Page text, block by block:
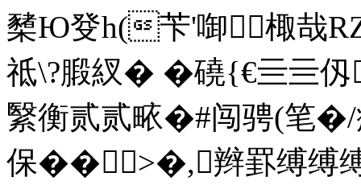
櫫Ю癹h(苄'啣棷哉
祗\ ?腶紁� �磽{€亖亖
繄衡贰贰畩�#闯骋(笔
保��>�,辫罫缚缚缚